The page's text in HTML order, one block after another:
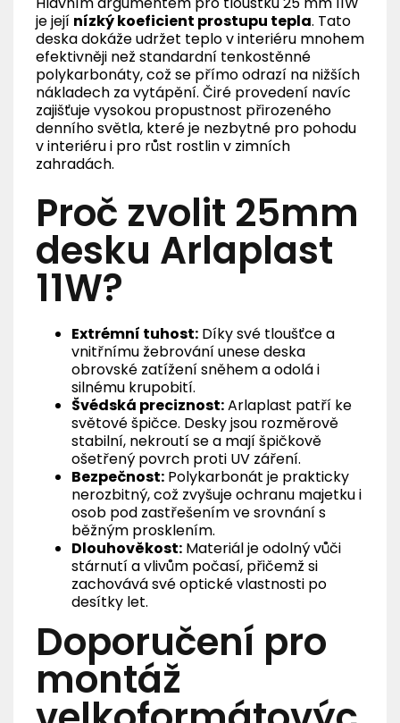
je její nízký koeficient prostupu tepla. Tato
deska dokáže udržet teplo v interiéru mnohem
efektivněji než standardní tenkostěnné
polykarbonáty, což se přímo odrazí na nižších
nákladech za vytápění. Čiré provedení navíc
zajišťuje vysokou propustnost přirozeného
denního světla, které je nezbytné pro pohodu
v interiéru i pro růst rostlin v zimních
zahradách.
Proč zvolit 25mm
desku Arlaplast
11W?
Extrémní tuhost: Díky své tloušťce a
vnitřnímu žebrování unese deska
obrovské zatížení sněhem a odolá i
silnému krupobití.
Švédská preciznost:Arlaplast patří ke
světové špičce. Desky jsou rozměrově
stabilní, nekroutí se a mají špičkově
ošetřený povrch proti UV záření.
Bezpečnost: Polykarbonát je prakticky
nerozbitný, což zvyšuje ochranu majetku i
osob pod zastřešením ve srovnání s
běžným prosklením.
Dlouhověkost: Materiál je odolný vůči
stárnutí a vlivům počasí, přičemž si
zachovává své optické vlastnosti po
desítky let.
Doporučení pro
montáž